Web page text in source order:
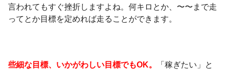
言われてもすぐ挫折しますよね。何キロとか、〜〜まで走
ってとか目標を定めれば走ることができます。
些細な目標、いかがわしい目標でもOK。
「稼ぎたい」と